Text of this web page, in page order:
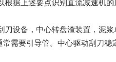
据上述要点识别直流减速机
设备，中心转盘渣装置，泥
需要引导管。中心驱动刮刀稳